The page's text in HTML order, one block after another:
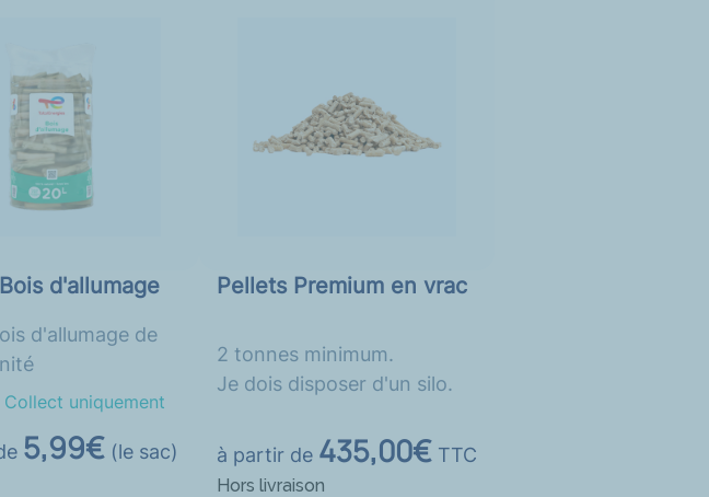
d'allumage
d'allumage de
uniquement
5,99€ (le sac)
Pellets Premium en vrac
2 tonnes minimum.
Je dois disposer d'un silo.
à partir de 435,00€ TTC
Hors livraison